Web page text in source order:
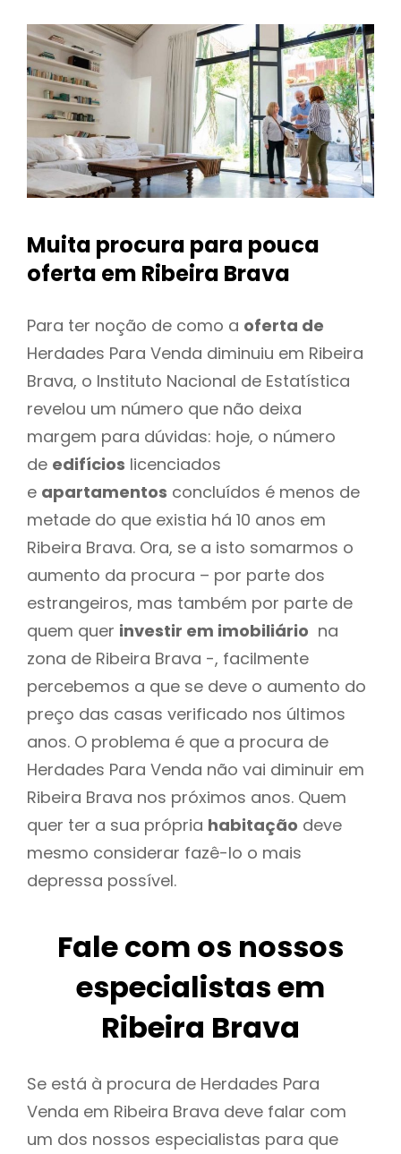
Muita procura para pouca
oferta em Ribeira Brava
Para ter noção de como a oferta de
Herdades Para Venda diminuiu em Ribeira
Brava, o Instituto Nacional de Estatística
revelou um número que não deixa
margem para dúvidas: hoje, o número
de edifícios licenciados
e apartamentos concluídos é menos de
metade do que existia há 10 anos em
Ribeira Brava. Ora, se a isto somarmos o
aumento da procura – por parte dos
estrangeiros, mas também por parte de
quem quer investir em imobiliário na
zona de Ribeira Brava -, facilmente
percebemos a que se deve o aumento do
preço das casas verificado nos últimos
anos. O problema é que a procura de
Herdades Para Venda não vai diminuir em
Ribeira Brava nos próximos anos. Quem
quer ter a sua própria habitação deve
mesmo considerar fazê-lo o mais
depressa possível.
Fale com os nossos
especialistas em
Ribeira Brava
Se está à procura de Herdades Para
Venda em Ribeira Brava deve falar com
um dos nossos especialistas para que